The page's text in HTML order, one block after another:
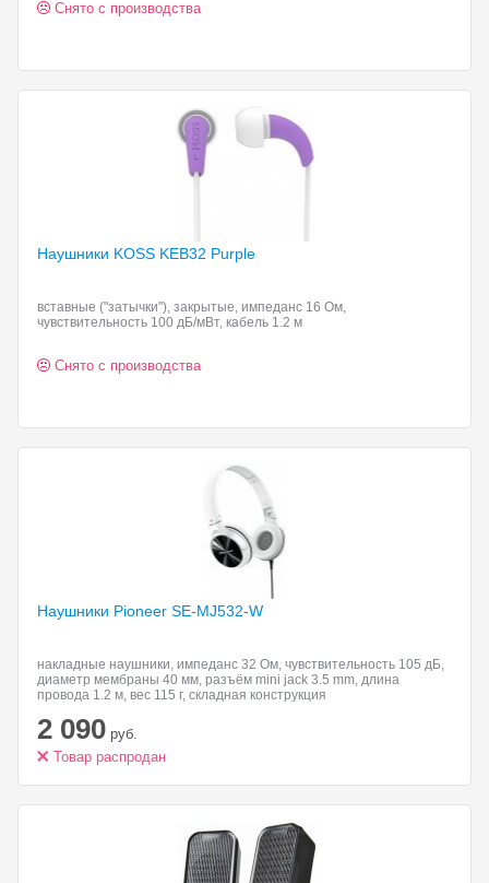
Снято с производства
Наушники KOSS KEB32 Purple
вставные ("затычки"), закрытые, импеданс 16 Ом,
чувствительность 100 дБ/мВт, кабель 1.2 м
Снято с производства
Наушники Pioneer SE-MJ532-W
накладные наушники, импеданс 32 Ом, чувствительность 105 дБ,
диаметр мембраны 40 мм, разъём mini jack 3.5 mm, длина
провода 1.2 м, вес 115 г, складная конструкция
2 090 руб.
Товар распродан